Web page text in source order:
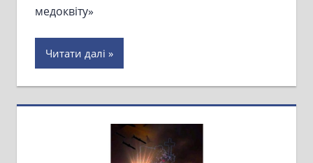
медоквіту»
Читати далі